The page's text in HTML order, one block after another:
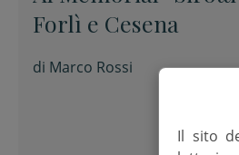
Forlì e Cesena
di Marco Rossi
Il sito